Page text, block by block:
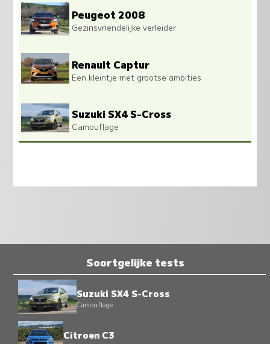
Peugeot 2008
Gezinsvriendelijke verleider
Renault Captur
Een kleintje met grootse ambities
Suzuki SX4 S-Cross
Camouflage
Soortgelijke tests
Suzuki SX4 S-Cross
Camouflage
Citroen C3